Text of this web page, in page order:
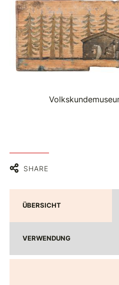
SHARE
ÜBERSICHT
VERWENDUNG